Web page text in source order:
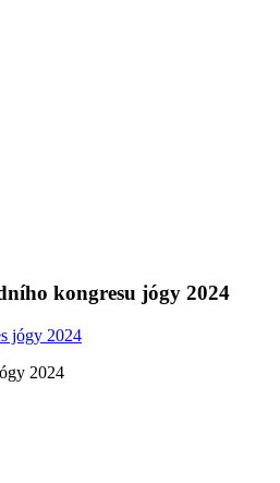
kongresu jógy 2024
2024